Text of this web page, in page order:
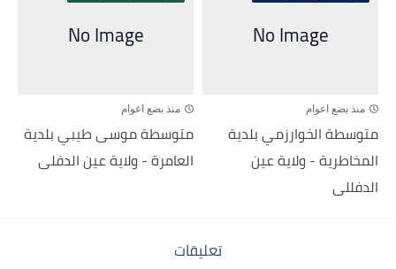
منذ بضع اعوام
متوسطة الخوارزمي بلدية
المخاطرية - ولاية عين
الدفللى
منذ بضع اعوام
متوسطة موسى طيبي بلدية
العامرة - ولاية عين الدفلى
تعليقات